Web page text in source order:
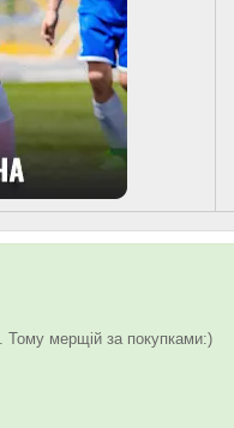
Тому мерщій за покупками:)